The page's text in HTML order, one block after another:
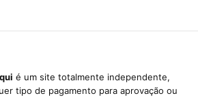
é um site totalmente independente,
tipo de pagamento para aprovação ou